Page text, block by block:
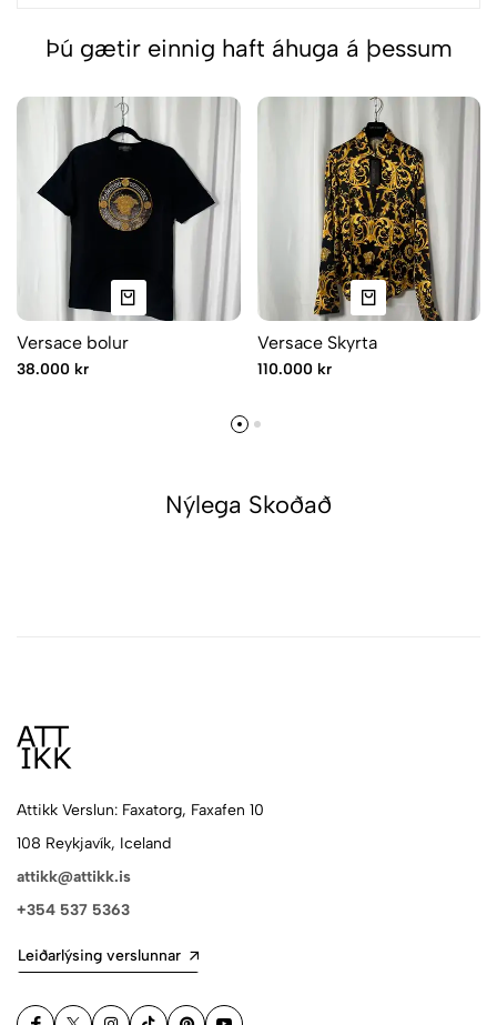
Þú gætir einnig haft áhuga á þessum
Versace bolur
38.000 kr
Versace Skyrta
110.000 kr
Nýlega Skoðað
Attikk Verslun: Faxatorg, Faxafen 10
108 Reykjavík, Iceland
attikk@attikk.is
+354 537 5363
Leiðarlýsing verslunnar